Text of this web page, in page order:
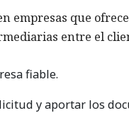
empresas que
entre el
fiable.
y aportar los